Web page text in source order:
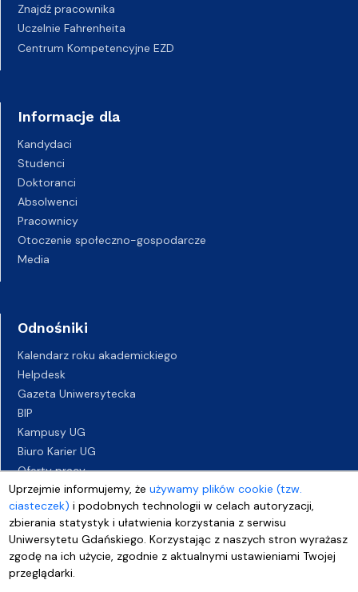
Uprzejmie informujemy, żeużywamy plików cookie (tzw.
ciasteczek) i podobnych technologii w celach autoryzacji,
zbierania statystyk i ułatwienia korzystania z serwisu
Uniwersytetu Gdańskiego. Korzystając z naszych stron wyrażasz
zgodę na ich użycie, zgodnie z aktualnymi ustawieniami Twojej
przeglądarki.
Znajdź pracownika
Uczelnie Fahrenheita
Centrum Kompetencyjne EZD
Informacje dla
Kandydaci
Studenci
Doktoranci
Absolwenci
Pracownicy
Otoczenie społeczno-gospodarcze
Media
Odnośniki
Kalendarz roku akademickiego
Helpdesk
Gazeta Uniwersytecka
BIP
Kampusy UG
Biuro Karier UG
Oferty pracy
Deklaracja dostępności